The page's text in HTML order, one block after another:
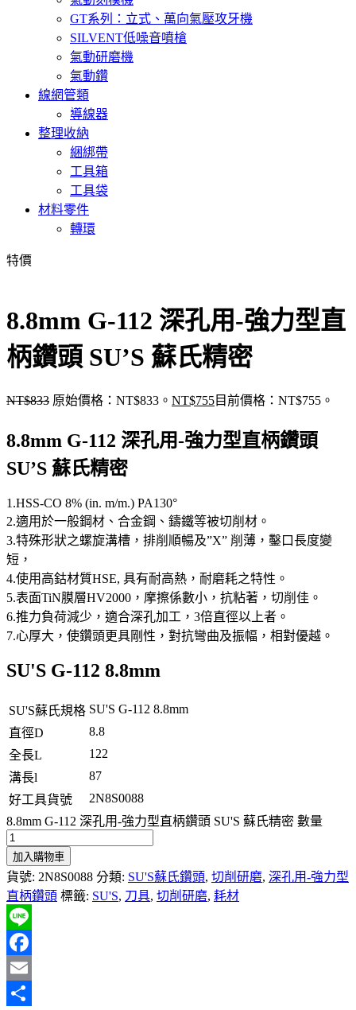
GT系列：立式、萬向氣壓攻牙機
SILVENT低噪音噴槍
氣動研磨機
氣動鑽
線網管類
導線器
整理收納
綑綁帶
工具箱
工具袋
材料零件
轉環
特價
8.8mm G-112 深孔用-強力型直
柄鑽頭 SU’S 蘇氏精密
NT$833 原始價格：NT$833。 NT$755目前價格：NT$755。
8.8mm G-112 深孔用-強力型直柄鑽頭
SU’S 蘇氏精密
1.HSS-CO 8% (in. m/m.) PA130°
2.適用於一般鋼材、合金鋼、鑄鐵等被切削材。
3.特殊形狀之螺旋溝槽，排削順暢及”X” 削薄，鑿口長度變
短，
4.使用高鈷材質HSE, 具有耐高熱，耐磨耗之特性。
5.表面TiN膜層HV2000，摩擦係數小，抗粘著，切削佳。
6.推力負荷減少，適合深孔加工，3倍直徑以上者。
7.心厚大，使鑽頭更具剛性，對抗彎曲及振幅，相對優越。
SU'S G-112 8.8mm
SU'S蘇氏規格 SU'S G-112 8.8mm
直徑D
8.8
全長L
122
溝長l
87
好工具貨號
2N8S0088
8.8mm G-112 深孔用-強力型直柄鑽頭 SU'S 蘇氏精密 數量
加入購物車
貨號: 2N8S0088 分類: SU'S蘇氏鑽頭, 切削研磨, 深孔用-強力型
直柄鑽頭 標籤: SU'S, 刀具, 切削研磨, 耗材
Line
Facebook
Email